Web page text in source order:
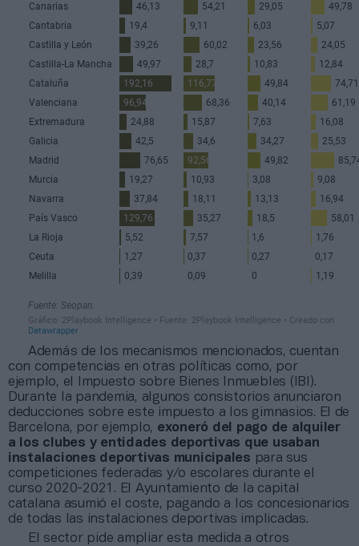
Además de los mecanismos mencionados, cuentan
con competencias en otras políticas como, por
ejemplo, el Impuesto sobre Bienes Inmuebles (IBI).
Durante la pandemia, algunos consistorios anunciaron
deducciones sobre este impuesto a los gimnasios. El de
Barcelona, por ejemplo, exoneró del pago de alquiler
a los clubes y entidades deportivas que usaban
instalaciones deportivas municipales para sus
competiciones federadas y/o escolares durante el
curso 2020-2021. El Ayuntamiento de la capital
catalana asumió el coste, pagando a los concesionarios
de todas las instalaciones deportivas implicadas.
El sector pide ampliar esta medida a otros